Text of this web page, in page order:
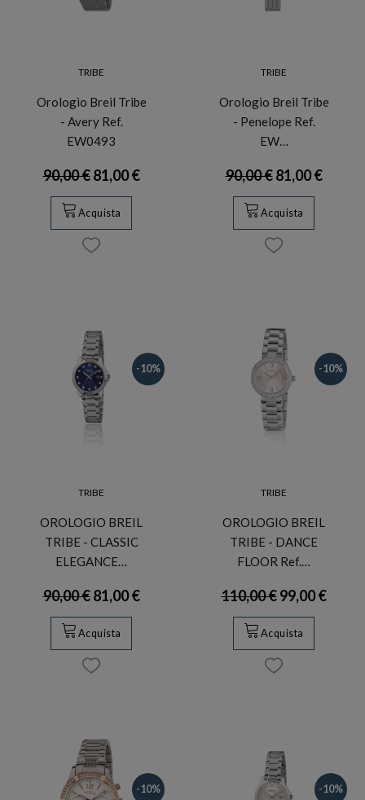
TRIBE
Orologio Breil Tribe
- Avery Ref.
EW0493
90,00 €81,00 €
Acquista
TRIBE
Orologio Breil Tribe
- Penelope Ref.
EW…
90,00 €81,00 €
Acquista
-10%
TRIBE
OROLOGIO BREIL
TRIBE - CLASSIC
ELEGANCE…
90,00 €81,00 €
Acquista
-10%
TRIBE
OROLOGIO BREIL
TRIBE - DANCE
FLOOR Ref.…
110,00 €99,00 €
Acquista
-10% -10%